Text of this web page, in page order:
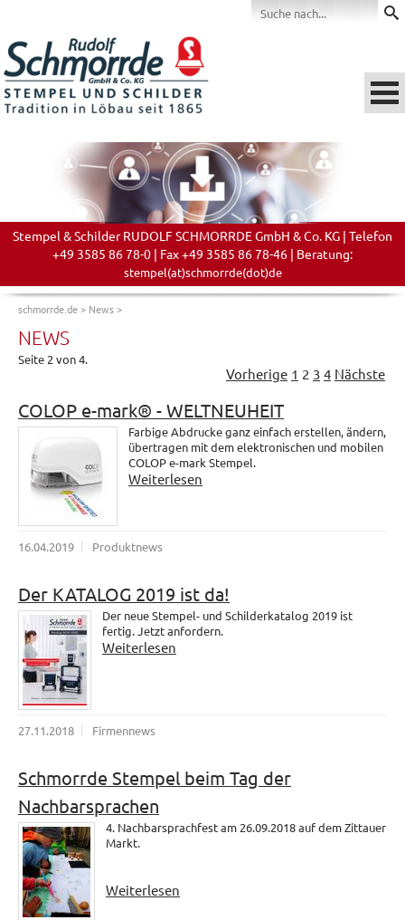
Stempel & Schilder RUDOLF SCHMORRDE GmbH & Co. KG | Telefon
+49 3585 86 78-0 | Fax +49 3585 86 78-46 | Beratung:
stempel(at)schmorrde(dot)de
schmorrde.de> News>
NEWS
Seite 2 von 4.
Vorherige 1 2 3 4 Nächste
COLOP e-mark® - WELTNEUHEIT
Farbige Abdrucke ganz einfach erstellen, ändern,
übertragen mit dem elektronischen und mobilen
COLOP e-mark Stempel.
Weiterlesen
16.04.2019 Produktnews
Der KATALOG 2019 ist da!
Der neue Stempel- und Schilderkatalog 2019 ist
fertig. Jetzt anfordern.
Weiterlesen
27.11.2018 Firmennews
Schmorrde Stempel beim Tag der
Nachbarsprachen
4. Nachbarsprachfest am 26.09.2018 auf dem Zittauer
Markt.
Weiterlesen